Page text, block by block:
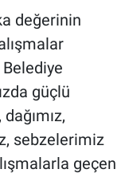
değerinin
Belediye
güçlü
sebzelerimiz
geçen